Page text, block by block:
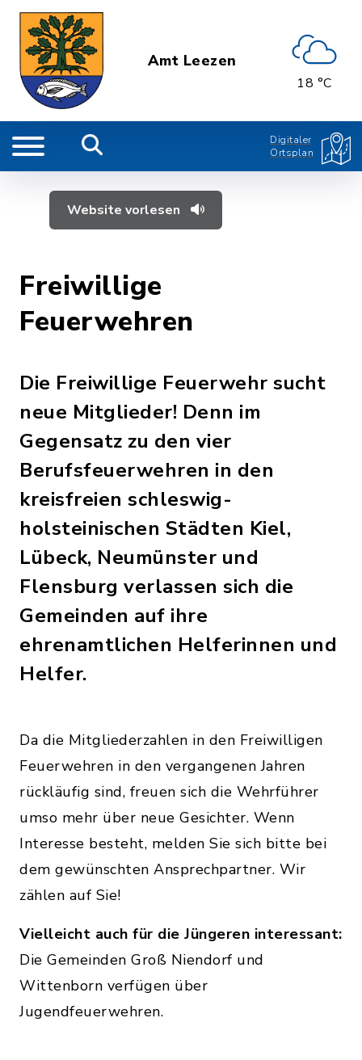
Amt Leezen
18 °C
Digitaler
Ortsplan
Website vorlesen
Freiwillige
Feuerwehren
Die Freiwillige Feuerwehr sucht
neue Mitglieder! Denn im
Gegensatz zu den vier
Berufsfeuerwehren in den
kreisfreien schleswig-
holsteinischen Städten Kiel,
Lübeck, Neumünster und
Flensburg verlassen sich die
Gemeinden auf ihre
ehrenamtlichen Helferinnen und
Helfer.
Da die Mitgliederzahlen in den Freiwilligen
Feuerwehren in den vergangenen Jahren
rückläufig sind, freuen sich die Wehrführer
umso mehr über neue Gesichter. Wenn
Interesse besteht, melden Sie sich bitte bei
dem gewünschten Ansprechpartner. Wir
zählen auf Sie!
Vielleicht auch für die Jüngeren interessant:
Die Gemeinden Groß Niendorf und
Wittenborn verfügen über
Jugendfeuerwehren.